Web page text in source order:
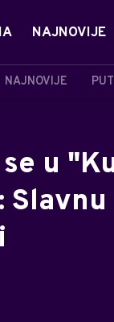
NAJNOVIJE
NAJNOVIJE
u